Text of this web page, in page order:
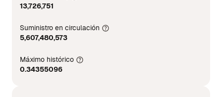
13,726,751
Suministro en circulación
5,607,480,573
Máximo histórico
0.34355096